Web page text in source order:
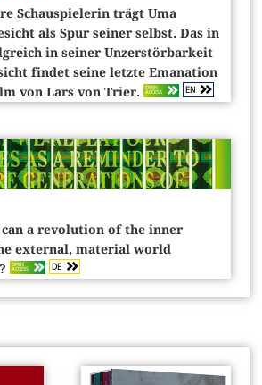
Schauspielerin trägt Uma
als Spur seiner selbst. Das in
in seiner Unzerstörbarkeit
findet seine letzte Emanation
von Lars von Trier. OPEN
ACCESS EN
a revolution of the inner
external, material world
OPEN
ACCESS DE